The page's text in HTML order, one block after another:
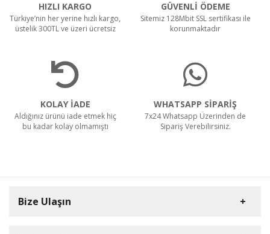
HIZLI KARGO
Türkiye’nin her yerine hızlı kargo,
üstelik 300TL ve üzeri ücretsiz
GÜVENLİ ÖDEME
Sitemiz 128Mbit SSL sertifikası ile
korunmaktadır
KOLAY İADE
Aldığınız ürünü iade etmek hiç
bu kadar kolay olmamıştı
WHATSAPP SİPARİŞ
7x24 Whatsapp Üzerinden de
Sipariş Verebilirsiniz.
Bize Ulaşın